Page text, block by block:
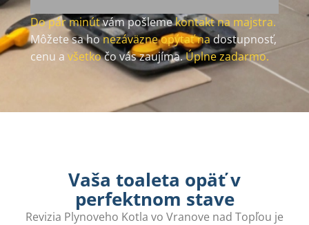
Do pár minútvám pošlemekontakt na majstra.
Môžete sa honezáväzne opýtať nadostupnosť,
cenu a všetkočo vás zaujíma.Úplne zadarmo.
Vaša toaleta opäť v
perfektnom stave
Revizia Plynoveho Kotla vo Vranove nad Topľou je